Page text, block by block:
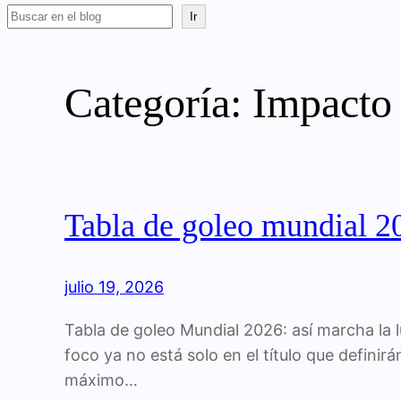
Buscar
Ir
Categoría:
Tabla de goleo mundial
julio 19, 2026
Tabla de goleo Mundial 2026: así marcha
foco ya no está solo en el título que
máximo…